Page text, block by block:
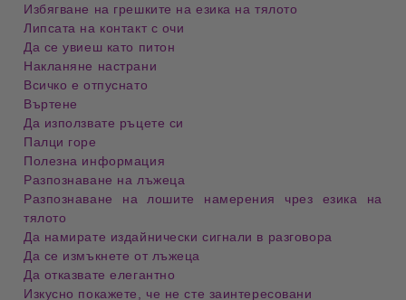
Избягване на грешките на езика на тялото
Липсата на контакт с очи
Да се увиеш като питон
Накланяне настрани
Всичко е отпуснато
Въртене
Да използвате ръцете си
Палци горе
Полезна информация
Разпознаване на лъжеца
Разпознаване на лошите намерения чрез езика на
тялото
Да намирате издайнически сигнали в разговора
Да се измъкнете от лъжеца
Да отказвате елегантно
Изкусно покажете, че не сте заинтересовани